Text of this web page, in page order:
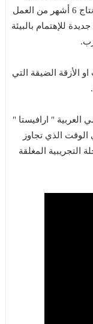
القديمة والتي بدت جذابة بالفعل! هذا التصميم نتاج 6 أشهر من العمل
للإهتمام بالبيئة
الأزقة الضيقة التي
العربية " ارافيستا "
الوقت الذي تجاوز
التجريبية المغلقة